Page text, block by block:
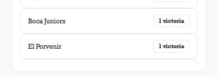
Boca Juniors 1 victoria
El Porvenir 1 victoria
Platense 1 victoria